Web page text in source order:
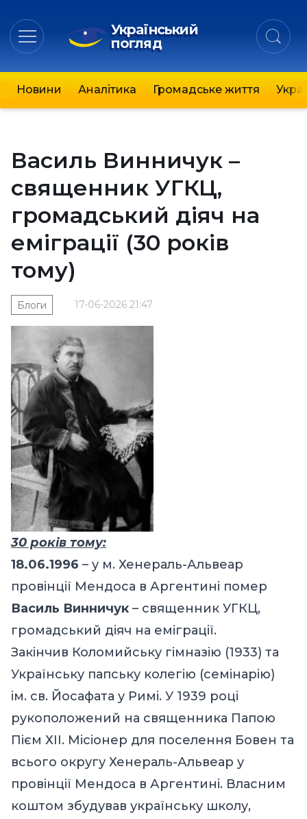
Український
погляд
Новини Аналітика Громадське життя
Василь Винничук –
священник УГКЦ,
громадський діяч на
еміграції (30 років
тому)
17-06-2026 21:47
Блоги
30 років тому:
18.06.1996 – у м. Хенераль-Альвеар
провінції Мендоса в Аргентині помер
Василь Винничук – священник УГКЦ,
громадський діяч на еміграції.
Закінчив Коломийську гімназію (1933) та
Українську папську колегію (семінарію)
ім. св. Йосафата у Римі. У 1939 році
рукоположений на священника Папою
Пієм ХІІ. Місіонер для поселення Бовен та
всього округу Хенераль-Альвеар у
провінції Мендоса в Аргентині. Власним
коштом збудував українську школу,